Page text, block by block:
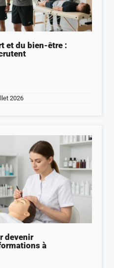
et du bien-être :
2026
devenir
à